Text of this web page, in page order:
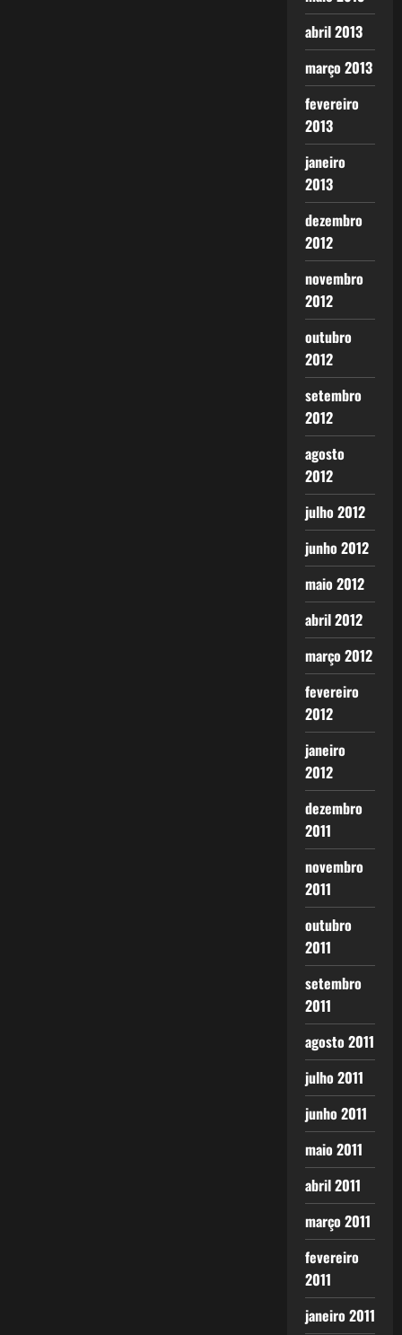
abril 2013
março 2013
fevereiro
2013
janeiro
2013
dezembro
2012
novembro
2012
outubro
2012
setembro
2012
agosto
2012
julho 2012
junho 2012
maio 2012
abril 2012
março 2012
fevereiro
2012
janeiro
2012
dezembro
2011
novembro
2011
outubro
2011
setembro
2011
agosto 2011
julho 2011
junho 2011
maio 2011
abril 2011
março 2011
fevereiro
2011
janeiro 2011